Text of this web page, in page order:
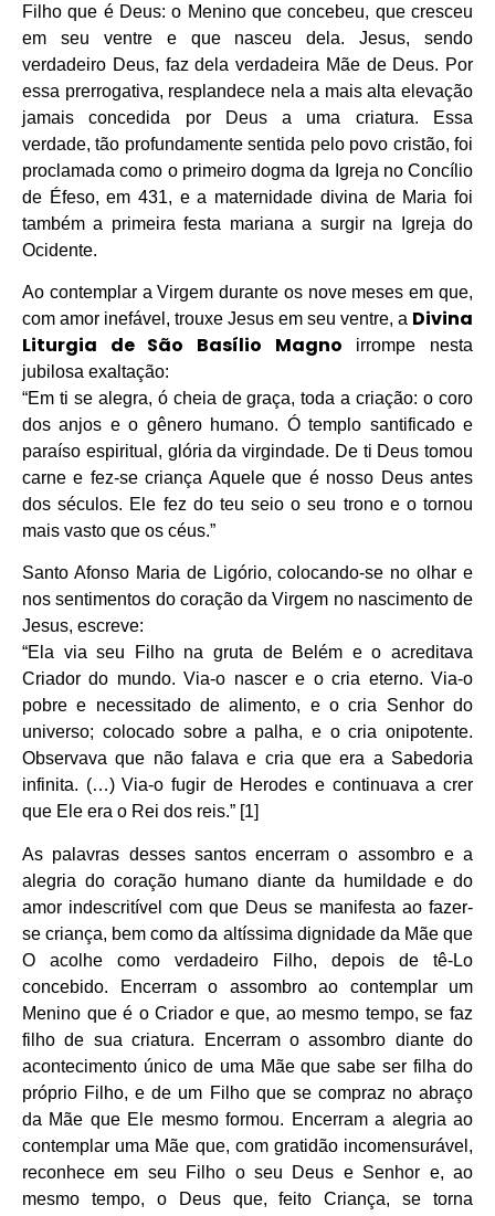
Filho que é Deus: o Menino que concebeu, que cresceu
em seu ventre e que nasceu dela. Jesus, sendo
verdadeiro Deus, faz dela verdadeira Mãe de Deus. Por
essa prerrogativa, resplandece nela a mais alta elevação
jamais concedida por Deus a uma criatura. Essa
verdade, tão profundamente sentida pelo povo cristão, foi
proclamada como o primeiro dogma da Igreja no Concílio
de Éfeso, em 431, e a maternidade divina de Maria foi
também a primeira festa mariana a surgir na Igreja do
Ocidente.
Ao contemplar a Virgem durante os nove meses em que,
com amor inefável, trouxe Jesus em seu ventre, a Divina
Liturgia de São Basílio Magno irrompe nesta
jubilosa exaltação:
“Em ti se alegra, ó cheia de graça, toda a criação: o coro
dos anjos e o gênero humano. Ó templo santificado e
paraíso espiritual, glória da virgindade. De ti Deus tomou
carne e fez-se criança Aquele que é nosso Deus antes
dos séculos. Ele fez do teu seio o seu trono e o tornou
mais vasto que os céus.”
Santo Afonso Maria de Ligório, colocando-se no olhar e
nos sentimentos do coração da Virgem no nascimento de
Jesus, escreve:
“Ela via seu Filho na gruta de Belém e o acreditava
Criador do mundo. Via-o nascer e o cria eterno. Via-o
pobre e necessitado de alimento, e o cria Senhor do
universo; colocado sobre a palha, e o cria onipotente.
Observava que não falava e cria que era a Sabedoria
infinita. (…) Via-o fugir de Herodes e continuava a crer
que Ele era o Rei dos reis.” [1]
As palavras desses santos encerram o assombro e a
alegria do coração humano diante da humildade e do
amor indescritível com que Deus se manifesta ao fazer-
se criança, bem como da altíssima dignidade da Mãe que
O acolhe como verdadeiro Filho, depois de tê-Lo
concebido. Encerram o assombro ao contemplar um
Menino que é o Criador e que, ao mesmo tempo, se faz
filho de sua criatura. Encerram o assombro diante do
acontecimento único de uma Mãe que sabe ser filha do
próprio Filho, e de um Filho que se compraz no abraço
da Mãe que Ele mesmo formou. Encerram a alegria ao
contemplar uma Mãe que, com gratidão incomensurável,
reconhece em seu Filho o seu Deus e Senhor e, ao
mesmo tempo, o Deus que, feito Criança, se torna